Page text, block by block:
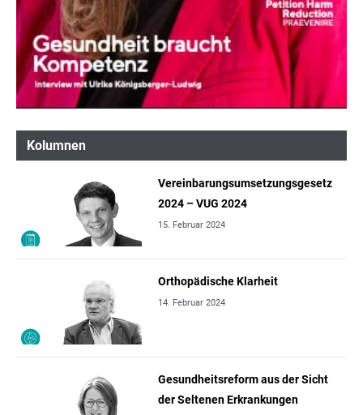
Kolumnen
Vereinbarungsumsetzungsgesetz
2024 – VUG 2024
15. Februar 2024
Orthopädische Klarheit
14. Februar 2024
Gesundheitsreform aus der Sicht
der Seltenen Erkrankungen